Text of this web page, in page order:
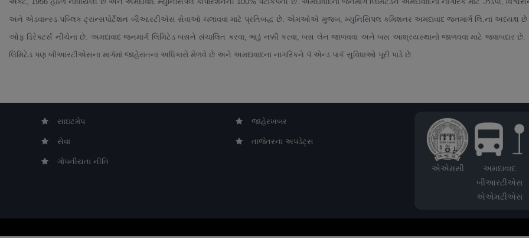
અને એડવાન્સ્ડ પબ્લિક ટ્રાન્સપોર્ટેશન બીઆરટીએસ સેવાઓ ચલાવવા માટે પ્રતિબદ્ધ છે. એમઓએ મુજબ, મ્યુનિસિપલ કમિશનર અમદાવાદ જનમાર્ગ લિ.ના અધ્યક્ષ છે
ઓફ ડિરેક્ટર્સ નીચેના છે. અમદાવાદ જનમાર્ગ લિમિટેડ બસને સંચાલિત કરવા, ભાડું નક્કી કરવા, બસ લેન જાળવવા અને બસ આશ્રયસ્થાનો જાળવવા માટે જવાબદાર છે.
લિમિટેડ પણ બીઆરટીએસના માર્ગમાં જાહેરાતના અધિકારો મેળવે છે અને અમદાવાદના નાગરિકને પૅ એન્ડ પાર્ક સુવિધાઓ પૂરી પાડે છે.
સાઇટમેપ
સેવા
ગોપનીયતા નીતિ
જાહેરખબર
તાજેતરના અપડેટ્સ
એએમસી
અમદાવાદ
બીઆરટીએસ
એએમટીએસ